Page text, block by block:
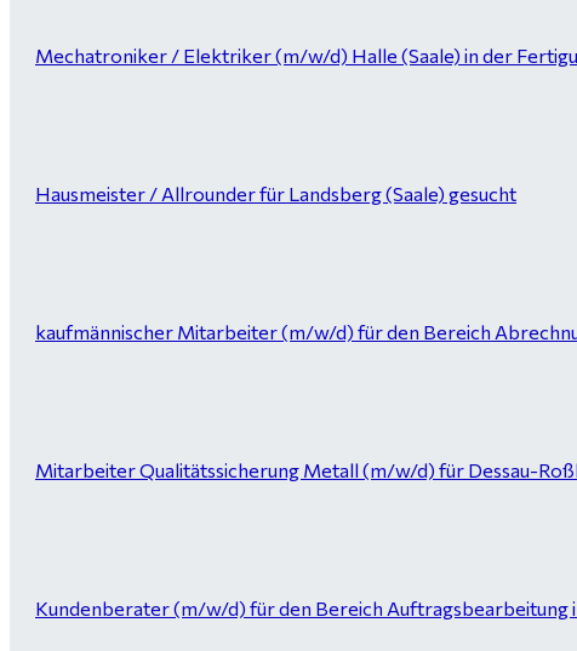
Mechatroniker / Elektriker (m/w/d) Halle (Saale) in der
Hausmeister / Allrounder für Landsberg (Saale) gesucht
kaufmännischer Mitarbeiter (m/w/d) für den Bereich
Mitarbeiter Qualitätssicherung Metall (m/w/d) für Dessau-
Kundenberater (m/w/d) für den Bereich